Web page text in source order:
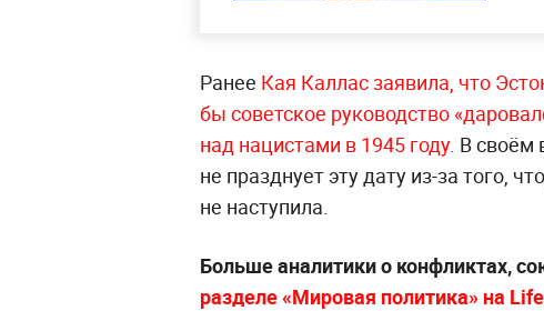
Ранее Кая Каллас заявила, что
бы советское руководство
над нацистами в 1945 году. В своём
не празднует эту дату из-за того,
не наступила.
Больше аналитики о конфликтах,
разделе «Мировая политика» на